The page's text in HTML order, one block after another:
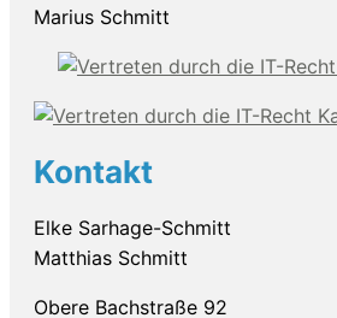
Marius Schmitt
Kontakt
Elke Sarhage-Schmitt
Matthias Schmitt
Obere Bachstraße 92